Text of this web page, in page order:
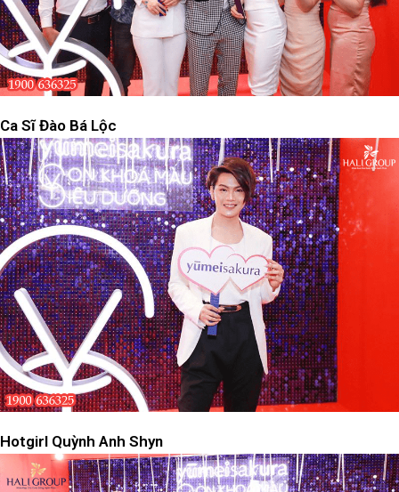
Ca Sĩ Đào Bá Lộc
Hotgirl Quỳnh Anh Shyn